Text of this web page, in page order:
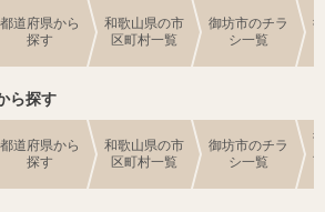
都道府県から
探す
和歌山県の市
区町村一覧
御坊市のチラ
シ一覧
ら探す
都道府県から
探す
和歌山県の市
区町村一覧
御坊市のチラ
シ一覧